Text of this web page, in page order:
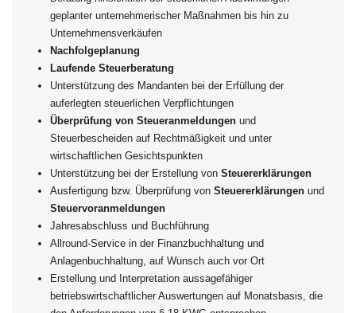
geplanter unternehmerischer Maßnahmen bis hin zu
Unternehmensverkäufen
Nachfolgeplanung
Laufende Steuerberatung
Unterstützung des Mandanten bei der Erfüllung der
auferlegten steuerlichen Verpflichtungen
Überprüfung von Steueranmeldungenund
Steuerbescheiden auf Rechtmäßigkeit und unter
wirtschaftlichen Gesichtspunkten
Unterstützung bei der Erstellung von Steuererklärungen
Ausfertigung bzw. Überprüfung von Steuererklärungenund
Steuervoranmeldungen
Jahresabschluss und Buchführung
Allround-Service in der Finanzbuchhaltung und
Anlagenbuchhaltung, auf Wunsch auch vor Ort
Erstellung und Interpretation aussagefähiger
betriebswirtschaftlicher Auswertungen auf Monatsbasis, die